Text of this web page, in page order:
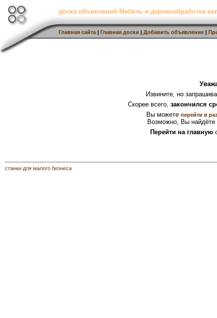
доска объявлений Мебель и деревообработка
Главная сайта | Главная доски | Добавить объявление |
Извините, но
Скорее всего, закончился
Вы можете перейти в
Возможно, Вы найдёте
Перейти на главную
станки для малого бизнеса